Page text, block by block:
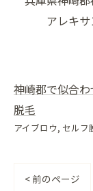
アレキサン
神崎郡で似合
脱毛
アイブロウ セルフ
< 前のページ